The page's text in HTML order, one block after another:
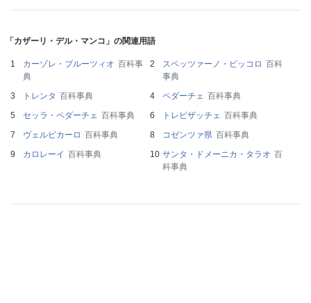
「カザーリ・デル・マンコ」の関連用語
カーゾレ・ブルーツィオ 百科事
典
スペッツァーノ・ピッコロ 百科
事典
トレンタ 百科事典 ペダーチェ 百科事典
セッラ・ペダーチェ 百科事典 トレビザッチェ 百科事典
ヴェルビカーロ 百科事典 コゼンツァ県 百科事典
カロレーイ 百科事典 サンタ・ドメーニカ・タラオ 百
科事典